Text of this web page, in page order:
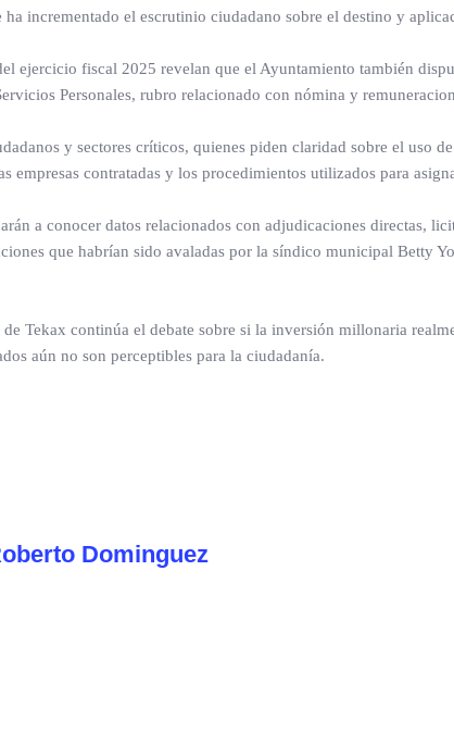
incrementado el escrutinio ciudadano sobre el destino y
ejercicio fiscal 2025 revelan que el Ayuntamiento también
Personales, rubro relacionado con nómina y
y sectores críticos, quienes piden claridad sobre el uso
empresas contratadas y los procedimientos utilizados para
a conocer datos relacionados con adjudicaciones directas,
que habrían sido avaladas por la síndico municipal Betty
Tekax continúa el debate sobre si la inversión millonaria
aún no son perceptibles para la ciudadanía.
Dominguez